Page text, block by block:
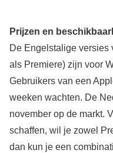
Prijzen en
De Engelstalige versies
als Premiere) zijn voor
Gebruikers van een
weeken wachten. De
november op de markt.
schaffen, wil je zowel
dan kun je een